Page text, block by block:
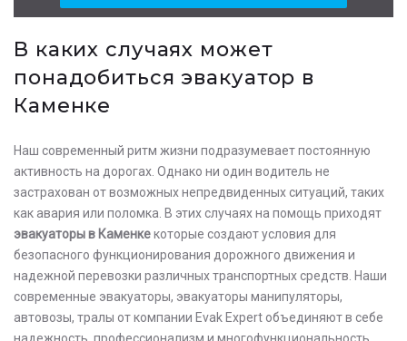
В каких случаях может
понадобиться эвакуатор в
Каменке
Наш современный ритм жизни подразумевает постоянную
активность на дорогах. Однако ни один водитель не
застрахован от возможных непредвиденных ситуаций, таких
как авария или поломка. В этих случаях на помощь приходят
эвакуаторы в Каменкекоторые создают условия для
безопасного функционирования дорожного движения и
надежной перевозки различных транспортных средств. Наши
современные эвакуаторы, эвакуаторы манипуляторы,
автовозы, тралы от компании Evak Expert объединяют в себе